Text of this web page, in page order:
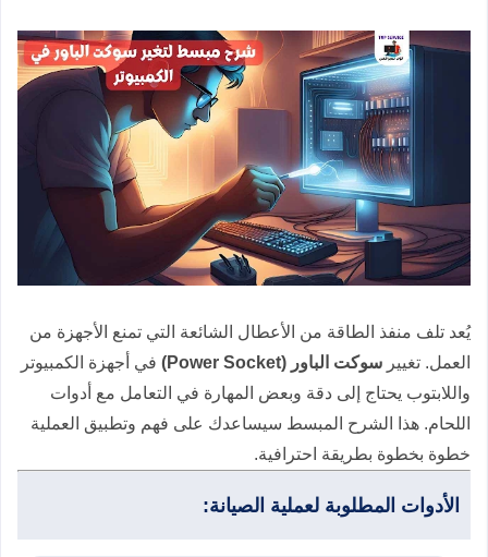
يُعد تلف منفذ الطاقة من الأعطال الشائعة التي تمنع الأجهزة من
العمل. تغيير سوكت الباور (Power Socket)
في أجهزة الكمبيوتر
واللابتوب يحتاج إلى دقة وبعض المهارة في التعامل مع أدوات
اللحام. هذا الشرح المبسط سيساعدك على فهم وتطبيق العملية
خطوة بخطوة بطريقة احترافية.
الأدوات المطلوبة لعملية الصيانة: